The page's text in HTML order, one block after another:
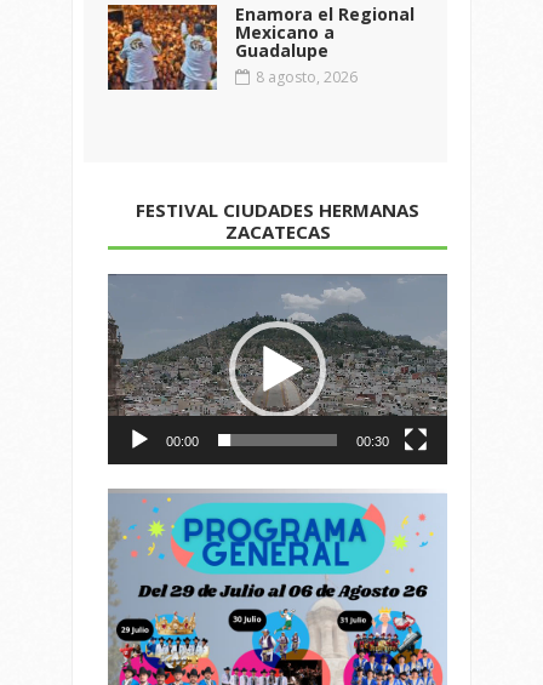
Enamora el Regional
Mexicano a
Guadalupe
8 agosto, 2026
FESTIVAL CIUDADES HERMANAS
ZACATECAS
de
vídeo
00:00 00:30